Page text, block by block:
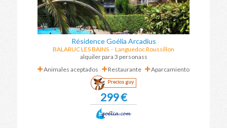
Résidence Goélia Arcadius
BALARUC LES BAINS - Languedoc Roussillon
alquiler para 3 personass
Animales aceptados
Restaurante Aparcamiento
Precios guy
299 €